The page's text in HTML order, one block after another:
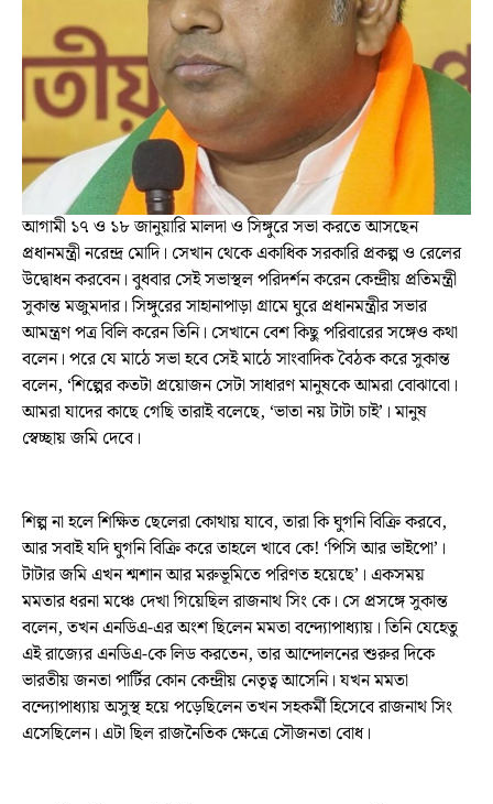
আগামী ১৭ ও ১৮ জানুয়ারি মালদা ও সিঙ্গুরে সভা করতে আসছেন
প্রধানমন্ত্রী নরেন্দ্র মোদি। সেখান থেকে একাধিক সরকারি প্রকল্প ও রেলের
উদ্বোধন করবেন। বুধবার সেই সভাস্থল পরিদর্শন করেন কেন্দ্রীয় প্রতিমন্ত্রী
সুকান্ত মজুমদার। সিঙ্গুরের সাহানাপাড়া গ্রামে ঘুরে প্রধানমন্ত্রীর সভার
আমন্ত্রণ পত্র বিলি করেন তিনি। সেখানে বেশ কিছু পরিবারের সঙ্গেও কথা
বলেন। পরে যে মাঠে সভা হবে সেই মাঠে সাংবাদিক বৈঠক করে সুকান্ত
বলেন, ‘শিল্পের কতটা প্রয়োজন সেটা সাধারণ মানুষকে আমরা বোঝাবো।
আমরা যাদের কাছে গেছি তারাই বলেছে, ‘ভাতা নয় টাটা চাই’। মানুষ
স্বেচ্ছায় জমি দেবে।
শিল্প না হলে শিক্ষিত ছেলেরা কোথায় যাবে, তারা কি ঘুগনি বিক্রি করবে,
আর সবাই যদি ঘুগনি বিক্রি করে তাহলে খাবে কে! ‘পিসি আর ভাইপো’।
টাটার জমি এখন শ্মশান আর মরুভূমিতে পরিণত হয়েছে’। একসময়
মমতার ধরনা মঞ্চে দেখা গিয়েছিল রাজনাথ সিং কে। সে প্রসঙ্গে সুকান্ত
বলেন, তখন এনডিএ-এর অংশ ছিলেন মমতা বন্দ্যোপাধ্যায়। তিনি যেহেতু
এই রাজ্যের এনডিএ-কে লিড করতেন, তার আন্দোলনের শুরুর দিকে
ভারতীয় জনতা পার্টির কোন কেন্দ্রীয় নেতৃত্ব আসেনি। যখন মমতা
বন্দ্যোপাধ্যায় অসুস্থ হয়ে পড়েছিলেন তখন সহকর্মী হিসেবে রাজনাথ সিং
এসেছিলেন। এটা ছিল রাজনৈতিক ক্ষেত্রে সৌজনতা বোধ।